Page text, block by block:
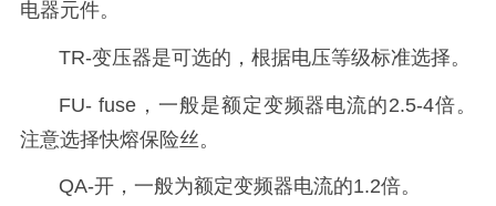
电器元件。
TR-变压器是可选的，根据电压等级标准选择。
FU- fuse，一般是额定变频器电流的2.5-4倍。
注意选择快熔保险丝。
QA-开，一般为额定变频器电流的1.2倍。